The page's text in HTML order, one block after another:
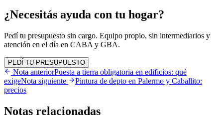
¿Necesitás ayuda con tu hogar?
Pedí tu presupuesto sin cargo. Equipo propio, sin intermediarios y
atención en el día en CABA y GBA.
PEDÍ TU PRESUPUESTO
Nota anteriorPuesta a tierra obligatoria en edificios: qué
exigeNota siguiente
Pintura de depto en Palermo y Caballito:
precios
Notas relacionadas